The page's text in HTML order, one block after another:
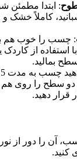
: ابتدا مطمئن
کاملاً خشک
: چسب را خوب هم
استفاده از
بمالید.
به مدت 5 تا 10 دقیقه خشک شود.
دو سطح را روی هم
قرار دهید.
آن را دور از
کنید.